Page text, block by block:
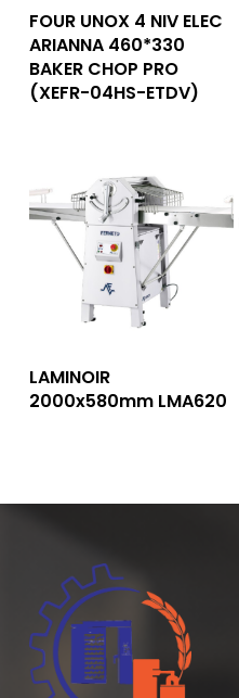
Lire La Suite
FOUR UNOX 4 NIV ELEC
ARIANNA 460*330
BAKER CHOP PRO
(XEFR-04HS-ETDV)
Lire La Suite
LAMINOIR
2000x580mm LMA620